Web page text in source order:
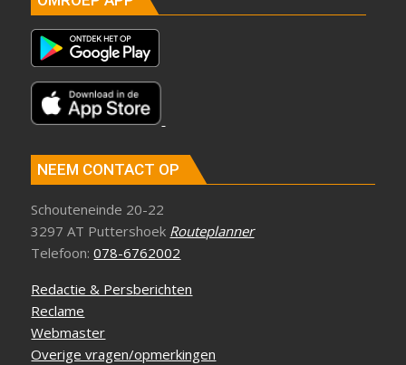
NEEM CONTACT OP
Schouteneinde 20-22
3297 AT Puttershoek Routeplanner
Telefoon:078-6762002
Redactie & Persberichten
Reclame
Webmaster
Overige vragen/opmerkingen